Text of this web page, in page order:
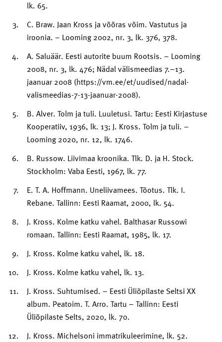
lk. 65.
C. Braw. Jaan Kross ja võõras võim. Vastutus ja
iroonia. – Looming 2002, nr. 3, lk. 376, 378.
A. Saluäär. Eesti autorite buum Rootsis. – Looming
2008, nr. 3, lk. 476; Nädal välismeedias 7.–13.
jaanuar 2008 (https://vm.ee/et/uudised/nadal-
valismeedias-7-13-jaanuar-2008).
B. Alver. Tolm ja tuli. Luuletusi. Tartu: Eesti Kirjastuse
Kooperatiiv, 1936, lk. 13; J. Kross. Tolm ja tuli. –
Looming 2020, nr. 12, lk. 1746.
B. Russow. Liivimaa kroonika. Tlk. D. ja H. Stock.
Stockholm: Vaba Eesti, 1967, lk. 77.
E. T. A. Hoffmann. Uneliivamees. Tõotus. Tlk. I.
Rebane. Tallinn: Eesti Raamat, 2000, lk. 54.
J. Kross. Kolme katku vahel. Balthasar Russowi
romaan. Tallinn: Eesti Raamat, 1985, lk. 17.
J. Kross. Kolme katku vahel, lk. 18.
J. Kross. Kolme katku vahel, lk. 13.
J. Kross. Suhtumised. – Eesti Üliõpilaste Seltsi XX
album. Peatoim. T. Arro. Tartu – Tallinn: Eesti
Üliõpilaste Selts, 2020, lk. 70.
J. Kross. Michelsoni immatrikuleerimine, lk. 52.